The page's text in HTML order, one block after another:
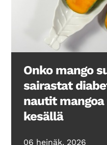
Onko mango
sairastat
nautit
kesällä
06 heinäk. 2026